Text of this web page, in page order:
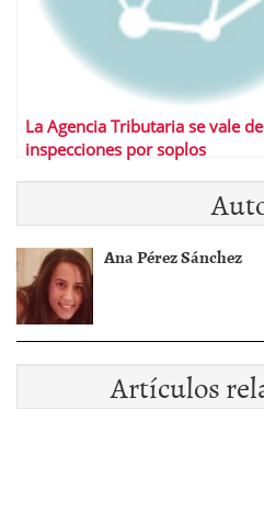
La Agencia Tributaria se vale
inspecciones por soplos
Ana Pérez Sánchez
Artículos